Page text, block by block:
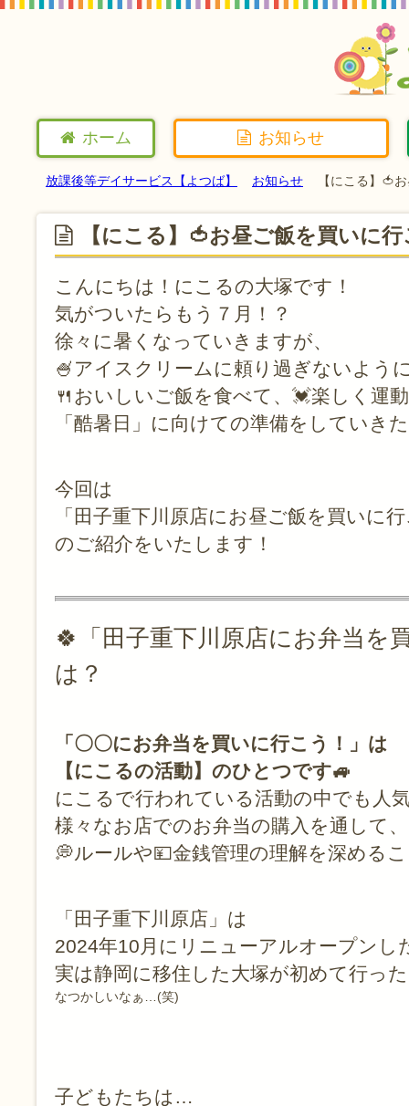
ホーム お知らせ
放課後等デイサービス【よつば】 お知らせ 【にこる】🍅
【にこる】🍅お昼ご飯を買いに
こんにちは！にこるの大塚です！
気がついたらもう７月！？
徐々に暑くなっていきますが、
🍧アイスクリームに頼り過ぎないよう
🍴おいしいご飯を食べて、💓楽しく運
「酷暑日」に向けての準備をしていき
今回は
「田子重下川原店にお昼ご飯を買いに
のご紹介をいたします！
🍀「田子重下川原店にお弁当を
は？
「〇〇にお弁当を買いに行こう！」は
【にこるの活動】のひとつです🚙
にこるで行われている活動の中でも人
様々なお店でのお弁当の購入を通して、
💭ルールや💴金銭管理の理解を深める
「田子重下川原店」は
2024年10月にリニューアルオープン
実は静岡に移住した大塚が初めて行っ
なつかしいなぁ…(笑)
子どもたちは…